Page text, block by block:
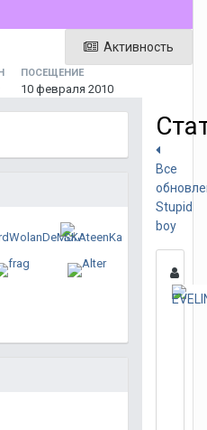
Активность
ПОСЕЩЕНИЕ
10 февраля 2010
Все
Stupid
boy